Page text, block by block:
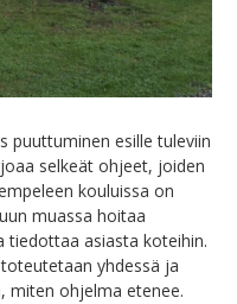
puuttuminen esille tuleviin
selkeät ohjeet, joiden
kouluissa on
muassa hoitaa
tiedottaa asiasta koteihin.
yhdessä ja
miten ohjelma etenee.